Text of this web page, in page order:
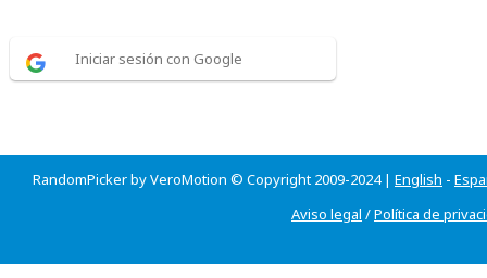
Iniciar sesión con Google
RandomPicker by VeroMotion © Copyright 2009-2024 | English -
Aviso legal /Política de